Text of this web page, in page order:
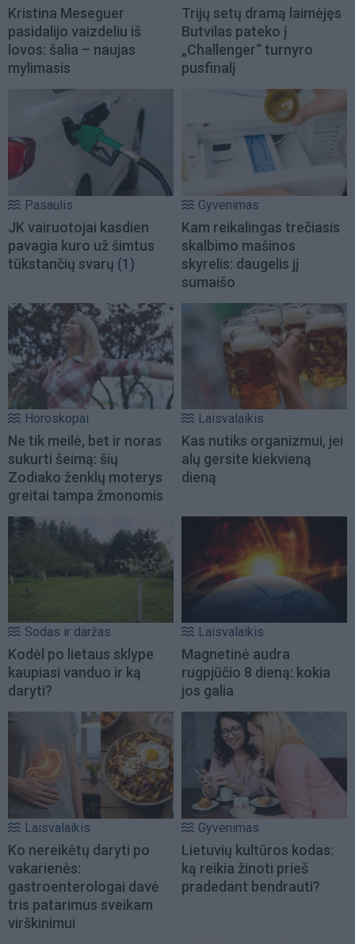
Kristina Meseguer
pasidalijo vaizdeliu iš
lovos: šalia – naujas
mylimasis
Trijų setų dramą laimėjęs
Butvilas pateko į
„Challenger“ turnyro
pusfinalį
Pasaulis
JK vairuotojai kasdien
pavagia kuro už šimtus
tūkstančių svarų (1)
Gyvenimas
Kam reikalingas trečiasis
skalbimo mašinos
skyrelis: daugelis jį
sumaišo
Horoskopai
Ne tik meilė, bet ir noras
sukurti šeimą: šių
Zodiako ženklų moterys
greitai tampa žmonomis
Laisvalaikis
Kas nutiks organizmui, jei
alų gersite kiekvieną
dieną
Sodas ir daržas
Kodėl po lietaus sklype
kaupiasi vanduo ir ką
daryti?
Laisvalaikis
Magnetinė audra
rugpjūčio 8 dieną: kokia
jos galia
Laisvalaikis
Ko nereikėtų daryti po
vakarienės:
gastroenterologai davė
tris patarimus sveikam
virškinimui
Gyvenimas
Lietuvių kultūros kodas:
ką reikia žinoti prieš
pradedant bendrauti?